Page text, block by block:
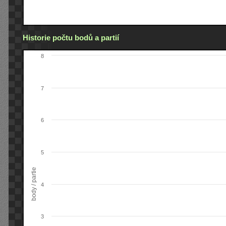
Historie počtu bodů a partií
body / partie
3
4
5
6
7
8